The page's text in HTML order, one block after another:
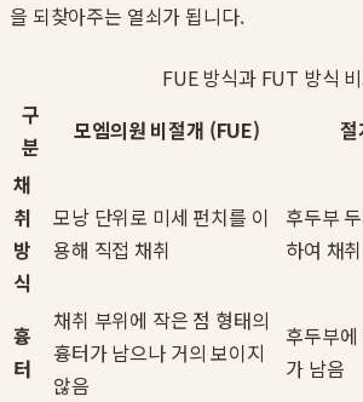
을 되찾아주는 열쇠가 됩니다.
FUE 방식과 FUT 방식
구
분
모엠의원 비절개 (FUE)
채
취
방
식
모낭 단위로 미세 펀치를 이
용해 직접 채취
후두부
하여 채
흉
터
채취 부위에 작은 점 형태의
흉터가 남으나 거의 보이지
않음
후두부
가 남음